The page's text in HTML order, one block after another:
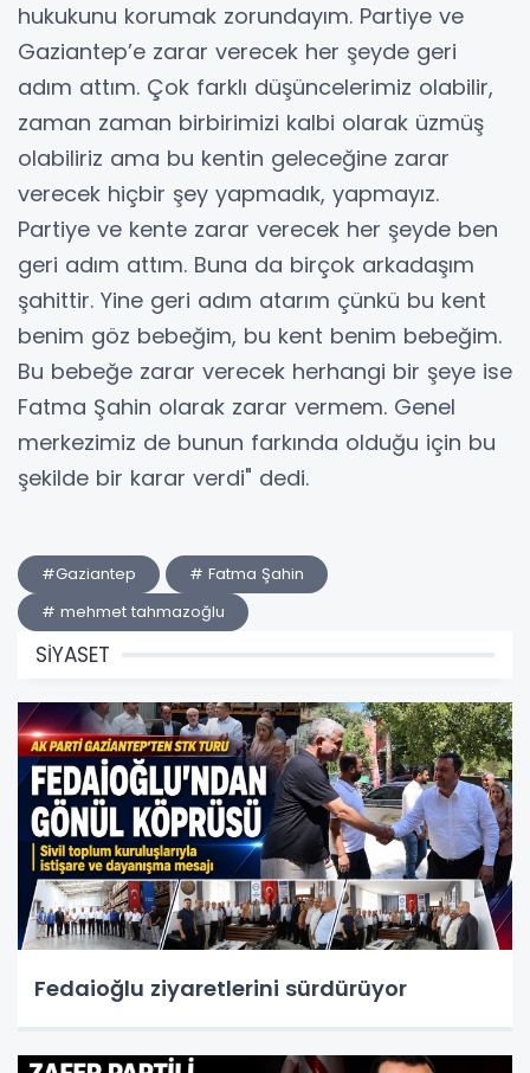
hukukunu korumak zorundayım. Partiye ve
Gaziantep’e zarar verecek her şeyde geri
adım attım. Çok farklı düşüncelerimiz olabilir,
zaman zaman birbirimizi kalbi olarak üzmüş
olabiliriz ama bu kentin geleceğine zarar
verecek hiçbir şey yapmadık, yapmayız.
Partiye ve kente zarar verecek her şeyde ben
geri adım attım. Buna da birçok arkadaşım
şahittir. Yine geri adım atarım çünkü bu kent
benim göz bebeğim, bu kent benim bebeğim.
Bu bebeğe zarar verecek herhangi bir şeye ise
Fatma Şahin olarak zarar vermem. Genel
merkezimiz de bunun farkında olduğu için bu
şekilde bir karar verdi" dedi.
#Gaziantep
# Fatma Şahin
# mehmet tahmazoğlu
SİYASET
Fedaioğlu ziyaretlerini sürdürüyor